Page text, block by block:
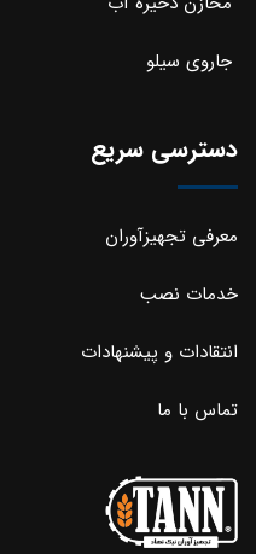
جاروی سیلو
دسترسی سریع
معرفی تجهیزآوران
خدمات نصب
انتقادات و پیشنهادات
تماس با ما